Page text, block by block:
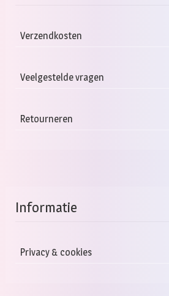
Verzendkosten
Veelgestelde vragen
Retourneren
Informatie
Privacy & cookies